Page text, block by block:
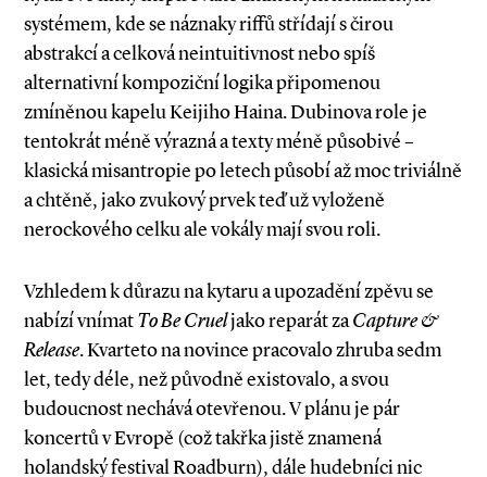
systémem, kde se náznaky riffů střídají s čirou
abstrakcí a celková neintuitivnost nebo spíš
alternativní kompoziční logika připomenou
zmíněnou kapelu Keijiho Haina. Dubinova role je
tentokrát méně výrazná a texty méně působivé –
klasická misantropie po letech působí až moc triviálně
a chtěně, jako zvukový prvek teď už vyloženě
nerocko­vého celku ale vokály mají svou roli.
Vzhledem k důrazu na kytaru a upozadění zpěvu se
nabízí vnímatTo Be Crueljako reparát zaCapture &
Release. Kvarteto na novince pracovalo zhruba sedm
let, tedy déle, než původně existovalo, a svou
budoucnost nechává otevřenou. V plánu je pár
koncertů v Evropě (což takřka jistě znamená
holandský festival Roadburn), dále hudebníci nic